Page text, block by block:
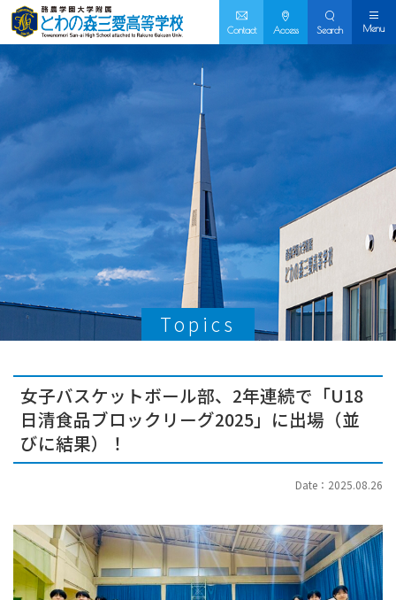
Contact Access Search Menu
Topics
女子バスケットボール部、2年連続で「U18
日清食品ブロックリーグ2025」に出場（並
びに結果）！
Date：2025.08.26